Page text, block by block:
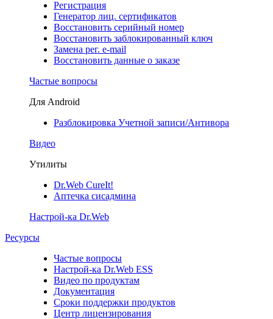
Регистрация
Генератор лиц. сертификатов
Восстановить серийный номер
Восстановить заблокированный ключ
Замена рег. e-mail
Восстановить данные о заказе
Частые вопросы
Для Android
Разблокировка Учетной записи/Антивора
Видео
Утилиты
Dr.Web CureIt!
Аптечка сисадмина
Настрой-ка Dr.Web
Ресурсы
Частые вопросы
Настрой-ка Dr.Web ESS
Видео по продуктам
Документация
Сроки поддержки продуктов
Центр лицензирования